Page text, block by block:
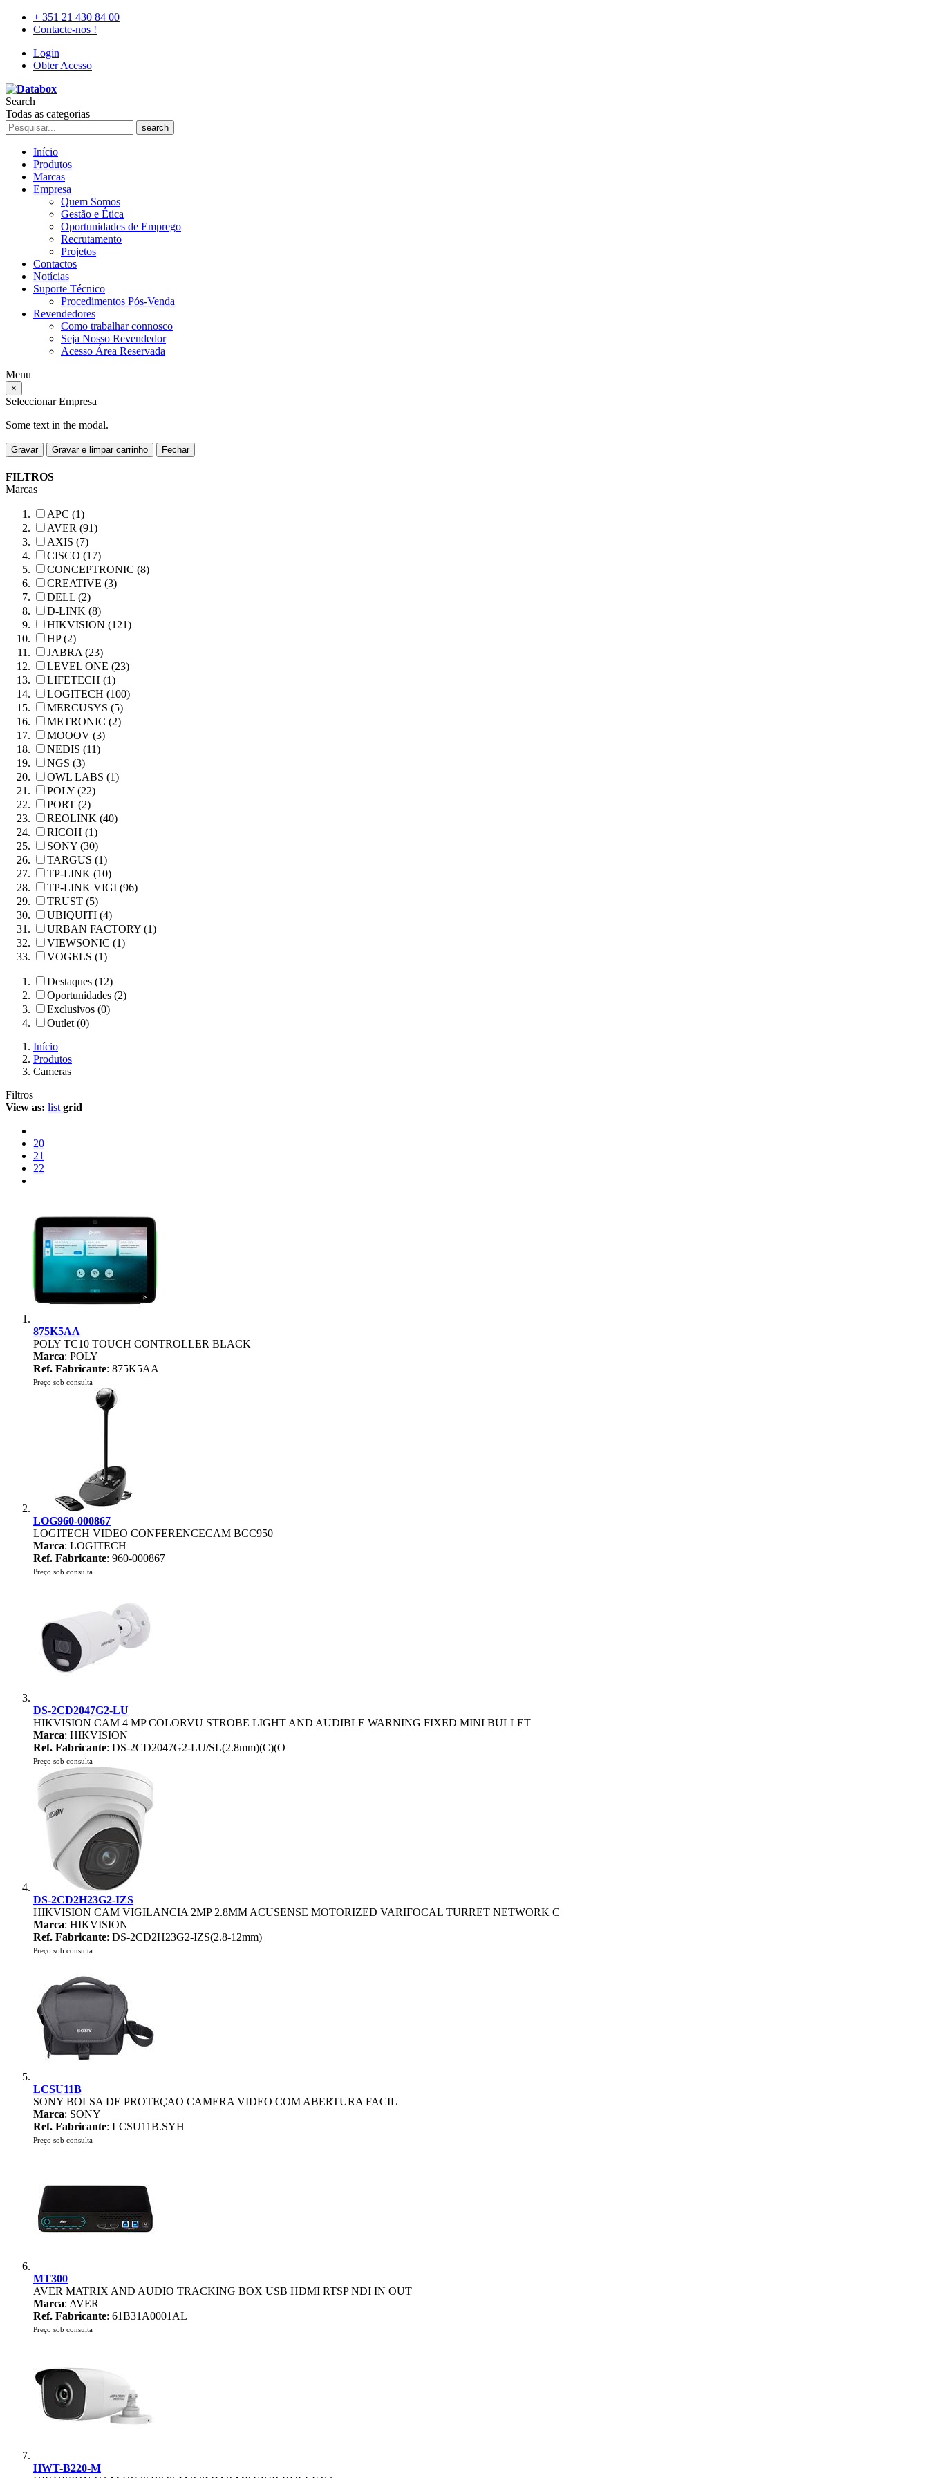
+ 351 21 430 84 00
Contacte-nos !
Login
Obter Acesso
Search
Todas as categorias
search
Início
Produtos
Marcas
Empresa
Quem Somos
Gestão e Ética
Oportunidades de Emprego
Recrutamento
Projetos
Contactos
Notícias
Suporte Técnico
Procedimentos Pós-Venda
Revendedores
Como trabalhar connosco
Seja Nosso Revendedor
Acesso Área Reservada
Menu
×
Seleccionar Empresa
Some text in the modal.
Gravar Gravar e limpar carrinho Fechar
FILTROS
Marcas
APC (1)
AVER (91)
AXIS (7)
CISCO (17)
CONCEPTRONIC (8)
CREATIVE (3)
DELL (2)
D-LINK (8)
HIKVISION (121)
HP (2)
JABRA (23)
LEVEL ONE (23)
LIFETECH (1)
LOGITECH (100)
MERCUSYS (5)
METRONIC (2)
MOOOV (3)
NEDIS (11)
NGS (3)
OWL LABS (1)
POLY (22)
PORT (2)
REOLINK (40)
RICOH (1)
SONY (30)
TARGUS (1)
TP-LINK (10)
TP-LINK VIGI (96)
TRUST (5)
UBIQUITI (4)
URBAN FACTORY (1)
VIEWSONIC (1)
VOGELS (1)
Destaques (12)
Oportunidades (2)
Exclusivos (0)
Outlet (0)
Início
Produtos
Cameras
Filtros
View as: list grid
20
21
22
875K5AA
POLY TC10 TOUCH CONTROLLER BLACK
Marca: POLY
Ref. Fabricante: 875K5AA
Preço sob consulta
LOG960-000867
LOGITECH VIDEO CONFERENCECAM BCC950
Marca: LOGITECH
Ref. Fabricante: 960-000867
Preço sob consulta
DS-2CD2047G2-LU
HIKVISION CAM 4 MP COLORVU STROBE LIGHT AND AUDIBLE WARNING FIXED MINI BULLET
Marca: HIKVISION
Ref. Fabricante: DS-2CD2047G2-LU/SL(2.8mm)(C)(O
Preço sob consulta
DS-2CD2H23G2-IZS
HIKVISION CAM VIGILANCIA 2MP 2.8MM ACUSENSE MOTORIZED VARIFOCAL TURRET NETWORK C
Marca: HIKVISION
Ref. Fabricante: DS-2CD2H23G2-IZS(2.8-12mm)
Preço sob consulta
LCSU11B
SONY BOLSA DE PROTEÇAO CAMERA VIDEO COM ABERTURA FACIL
Marca: SONY
Ref. Fabricante: LCSU11B.SYH
Preço sob consulta
MT300
AVER MATRIX AND AUDIO TRACKING BOX USB HDMI RTSP NDI IN OUT
Marca: AVER
Ref. Fabricante: 61B31A0001AL
Preço sob consulta
HWT-B220-M